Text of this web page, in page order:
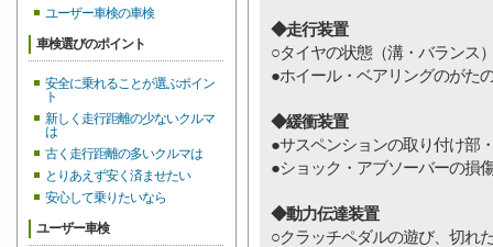
ユーザー車検の車検
車検選びのポイント
安全に乗れることが選ぶポイン
ト
新しく走行距離の少ないクルマ
は
古く走行距離の多いクルマは
とりあえず安く済ませたい
安心して乗りたいなら
ユーザー車検
◆走行装置
○タイヤの状態（溝・バラン
●ホイール・ベアリングのが
◆緩衝装置
●サスペンションの取り付け部
●ショック・アブソーバーの損
◆動力伝達装置
○クラッチペダルの遊び、切れ